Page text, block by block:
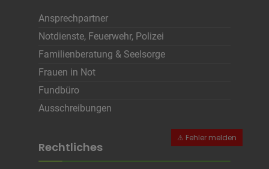
Ansprechpartner
Notdienste, Feuerwehr, Polizei
Familienberatung & Seelsorge
Frauen in Not
Fundbüro
Ausschreibungen
Rechtliches